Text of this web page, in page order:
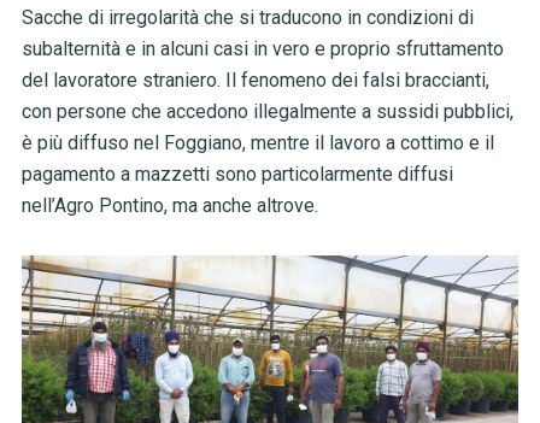
Sacche di irregolarità che si traducono in condizioni di
subalternità e in alcuni casi in vero e proprio sfruttamento
del lavoratore straniero. Il fenomeno dei falsi braccianti,
con persone che accedono illegalmente a sussidi pubblici,
è più diffuso nel Foggiano, mentre il lavoro a cottimo e il
pagamento a mazzetti sono particolarmente diffusi
nell’Agro Pontino, ma anche altrove.